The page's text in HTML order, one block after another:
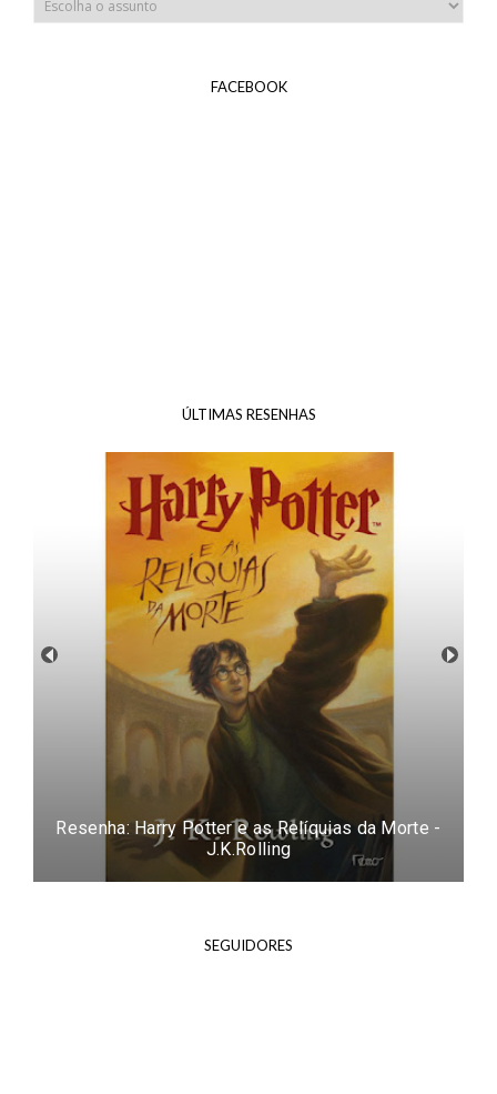
FACEBOOK
ÚLTIMAS RESENHAS
Resenha: Biblioteca de Almas (O Orfanato da
Srta. Peregrine para Crianças Peculiares #3) -
Ransom Riggs
SEGUIDORES